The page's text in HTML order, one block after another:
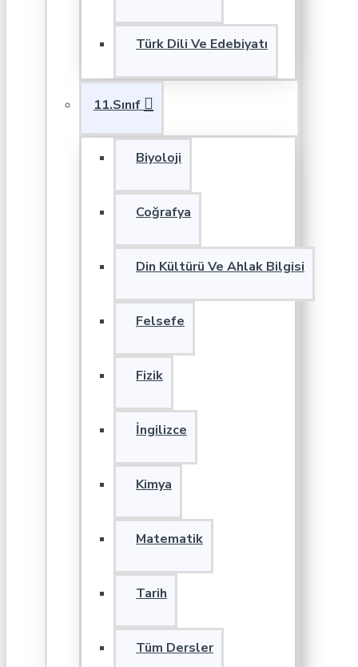
Türk Dili Ve Edebiyatı
11.Sınıf
Biyoloji
Coğrafya
Din Kültürü Ve Ahlak Bilgisi
Felsefe
Fizik
İngilizce
Kimya
Matematik
Tarih
Tüm Dersler